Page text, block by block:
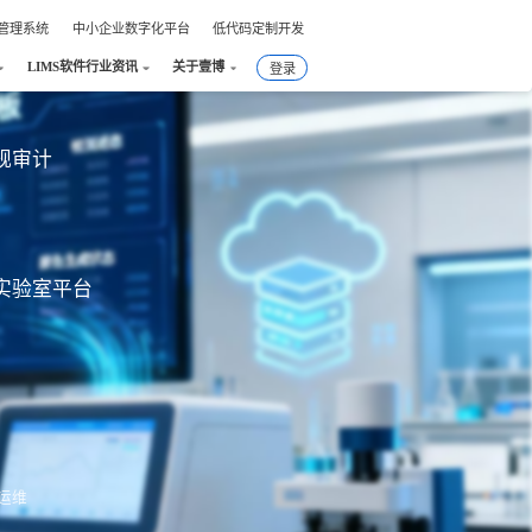
理系统 中小企业数字化平台 低代码定制开发
LIMS软件行业资讯 关于壹博 登录
审计
验室平台
维